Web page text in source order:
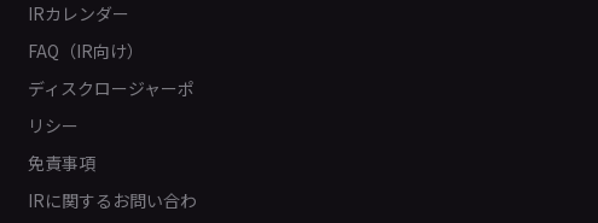
IRカレンダー
FAQ（IR向け）
ディスクロージャーポ
リシー
免責事項
IRに関するお問い合わ